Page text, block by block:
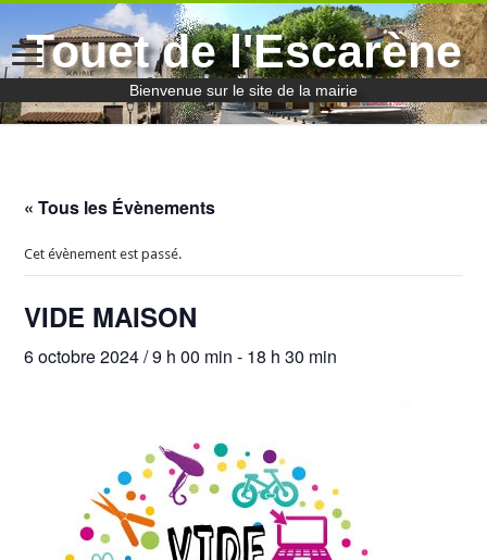
Touet de l'Escarène
Bienvenue sur le site de la mairie
« Tous les Évènements
Cet évènement est passé.
VIDE MAISON
6 octobre 2024 / 9 h 00 min - 18 h 30 min